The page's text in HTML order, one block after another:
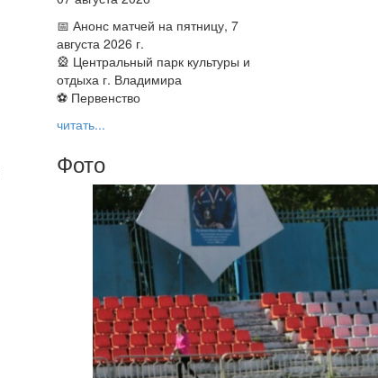
📅 Анонс матчей на пятницу, 7
августа 2026 г.
🎡 Центральный парк культуры и
отдыха г. Владимира
⚽ Первенство
читать...
Фото